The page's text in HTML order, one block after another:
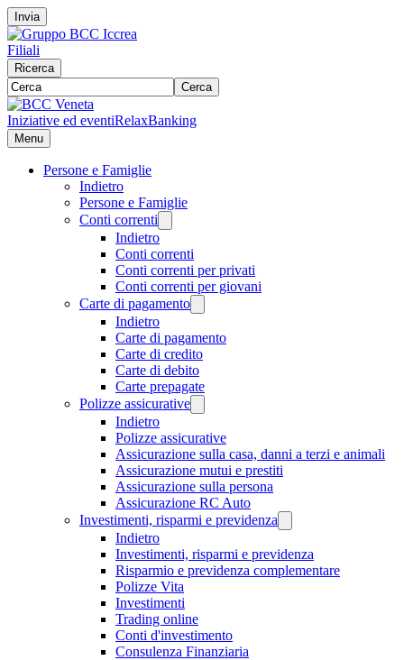
Invia
Filiali
Ricerca
Cerca
Iniziative ed eventiRelaxBanking
Menu
Persone e Famiglie
Indietro
Persone e Famiglie
Conti correnti
Indietro
Conti correnti
Conti correnti per privati
Conti correnti per giovani
Carte di pagamento
Indietro
Carte di pagamento
Carte di credito
Carte di debito
Carte prepagate
Polizze assicurative
Indietro
Polizze assicurative
Assicurazione sulla casa, danni a terzi e animali
Assicurazione mutui e prestiti
Assicurazione sulla persona
Assicurazione RC Auto
Investimenti, risparmi e previdenza
Indietro
Investimenti, risparmi e previdenza
Risparmio e previdenza complementare
Polizze Vita
Investimenti
Trading online
Conti d'investimento
Consulenza Finanziaria